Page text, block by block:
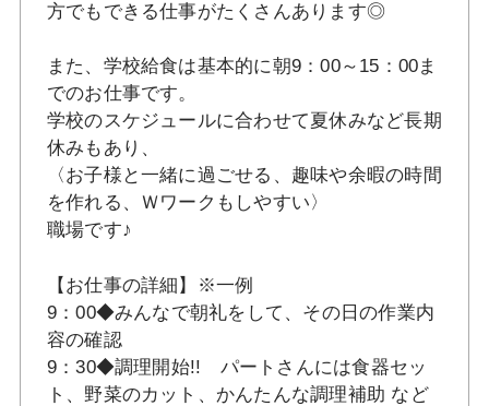
方でもできる仕事がたくさんあります◎
また、学校給食は基本的に朝9：00～15：00ま
でのお仕事です。
学校のスケジュールに合わせて夏休みなど長期
休みもあり、
〈お子様と一緒に過ごせる、趣味や余暇の時間
を作れる、Ｗワークもしやすい〉
職場です♪
【お仕事の詳細】※一例
9：00◆みんなで朝礼をして、その日の作業内
容の確認
9：30◆調理開始!! パートさんには食器セッ
ト、野菜のカット、かんたんな調理補助 など